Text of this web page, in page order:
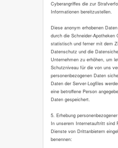
Cyberangriffes die zur
Informationen bereitzustellen.
Diese anonym erhobenen
durch die Schneider-Apotheken
statistisch und ferner mit dem
Datenschutz und die
Unternehmen zu erhöhen, um
Schutzniveau für die von uns
personenbezogenen Daten
Daten der Server-Logfiles
eine betroffene Person
Daten gespeichert.
5. Erhebung
In unserem Internetauftritt sind
Dienste von Drittanbietern
benennen: